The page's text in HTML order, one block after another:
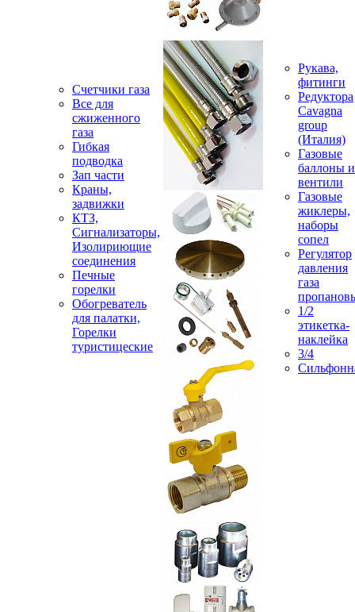
Счетчики газа
Все для
сжиженного
газа
Гибкая
подводка
Зап части
Краны,
задвижки
КТЗ,
Сигнализаторы,
Изолириющие
соединения
Печные
горелки
Обогреватель
для палатки,
Горелки
туристицеские
Рукава,
фитинги
Редуктора
Cavagna
group
(Италия)
Газовые
баллоны и
вентили
Газовые
жиклеры,
наборы
сопел
Регулятор
давления
газа
1/2
этикетка-
наклейка
3/4